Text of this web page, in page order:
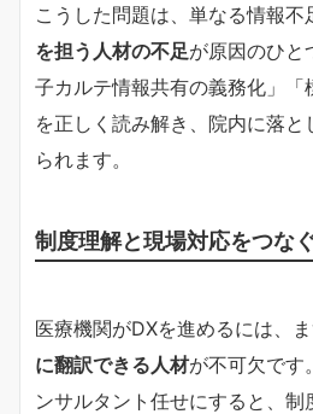
こうした問題は、単なる情報不
を担う人材の不足が原因のひと
子カルテ情報共有の義務化」「
を正しく読み解き、院内に落
られます。
制度理解と現場対応をつな
医療機関がDXを進めるには、
に翻訳できる人材が不可欠です
ンサルタント任せにすると、制